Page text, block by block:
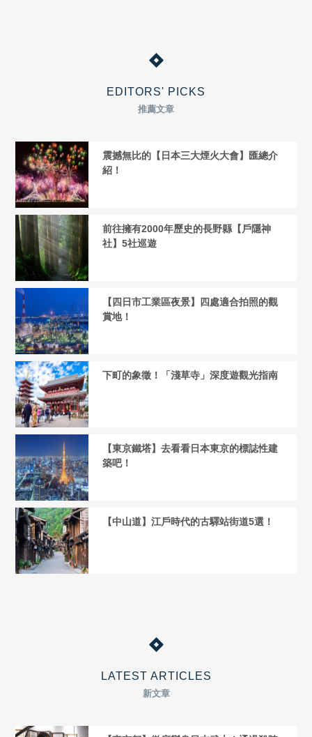
EDITORS' PICKS
推薦文章
震撼無比的【日本三大煙火大會】匯總介
紹！
前往擁有2000年歷史的長野縣【戶隱神
社】5社巡遊
【四日市工業區夜景】四處適合拍照的觀
賞地！
下町的象徵！「淺草寺」深度遊觀光指南
【東京鐵塔】去看看日本東京的標誌性建
築吧！
【中山道】江戶時代的古驛站街道5選！
LATEST ARTICLES
新文章